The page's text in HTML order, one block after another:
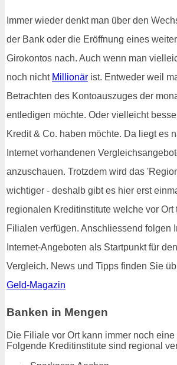
Immer wieder denkt man über den
der Bank oder die Eröffnung eines
Girokontos nach. Auch wenn man
noch nicht Millionär ist. Entweder weil
Betrachten des Kontoauszuges der
entledigen möchte. Oder vielleicht
Kredit & Co. haben möchte. Da liegt es
Internet vorhandenen
anzuschauen. Trotzdem wird das
wichtiger - deshalb gibt es hier erst
regionalen Kreditinstitute welche vor Ort
Filialen verfügen. Anschliessend folgen
Internet-Angeboten als Startpunkt für
Vergleich. News und Tipps finden Sie
Geld-Magazin
Banken in Mengen
Die Filiale vor Ort kann immer noch eine
Folgende Kreditinstitute sind regional